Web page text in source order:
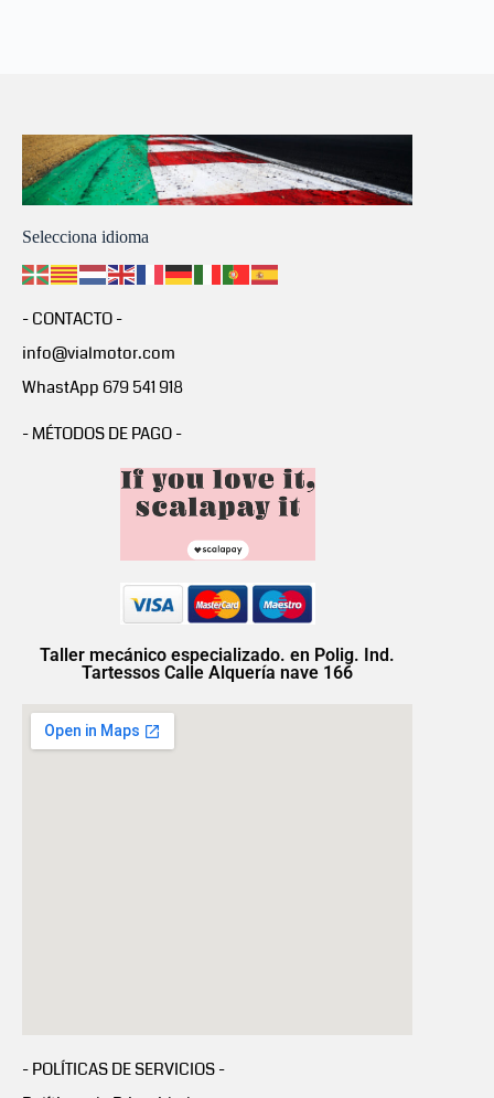
Selecciona idioma
- CONTACTO -
info@vialmotor.com
WhastApp 679 541 918
- MÉTODOS DE PAGO -
Taller mecánico especializado. en Polig. Ind.
Tartessos Calle Alquería nave 166
- POLÍTICAS DE SERVICIOS -